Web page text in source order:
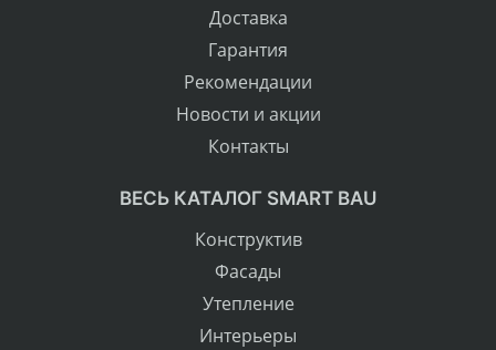
Доставка
Гарантия
Рекомендации
Новости и акции
Контакты
ВЕСЬ КАТАЛОГ SMART BAU
Конструктив
Фасады
Утепление
Интерьеры